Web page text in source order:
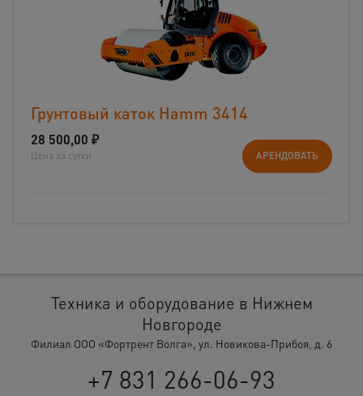
Грунтовый каток Hamm 3414
28 500,00 ₽
Цена за сутки АРЕНДОВАТЬ
Техника и оборудование в Нижнем
Новгороде
Филиал ООО «Фортрент Волга», ул. Новикова-Прибоя, д. 6
+7 831 266-06-93